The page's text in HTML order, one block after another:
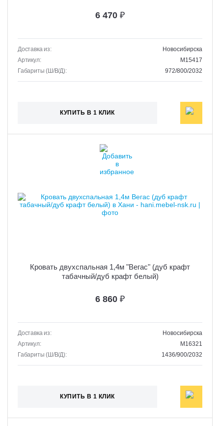
6 470 ₽
Доставка из:
Новосибирска
Артикул:
M15417
Габариты (Ш/В/Д):
972/800/2032
КУПИТЬ В 1 КЛИК
Кровать двухспальная 1,4м "Вегас" (дуб крафт
табачный/дуб крафт белый)
6 860 ₽
Доставка из:
Новосибирска
Артикул:
M16321
Габариты (Ш/В/Д):
1436/900/2032
КУПИТЬ В 1 КЛИК